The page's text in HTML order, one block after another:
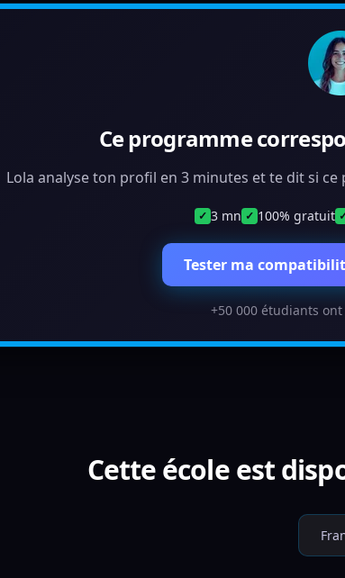
Ce programme
Lola analyse ton profil en 3 minutes et te dit si
✓ 3 mn ✓ 100% gratuit
Tester ma
+50 000 étudiants
Cette école est